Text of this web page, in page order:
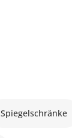
Spiegelschränke